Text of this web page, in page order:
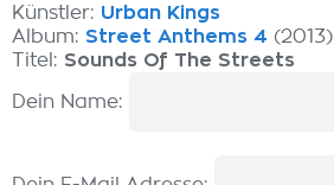
Künstler: Urban Kings
Album: Street Anthems 4 (2013)
Titel: Sounds Of The Streets
Dein Name: